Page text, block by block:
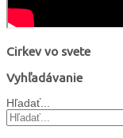
Cirkev vo svete
Vyhľadávanie
Hľadať...